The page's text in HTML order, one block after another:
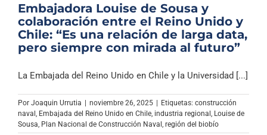
Columnas
Música Clásica
Embajadora Louise de Sousa y
colaboración entre el Reino Unido y
Chile: “Es una relación de larga data,
pero siempre con mirada al futuro”
La Embajada del Reino Unido en Chile y la Universidad [...]
Por Joaquin Urrutia | noviembre 26, 2025 | Etiquetas: construcción
naval Embajada del Reino Unido en Chile industria regional Louise de
Sousa Plan Nacional de Construcción Naval región del biobío